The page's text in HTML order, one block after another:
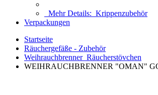
Mehr Details: Krippenzubehör
Verpackungen
Startseite
Räuchergefäße - Zubehör
Weihrauchbrenner_Räucherstövchen
WEIHRAUCHBRENNER "OMAN"